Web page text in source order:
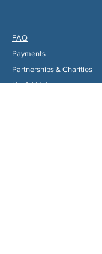
FAQ
Payments
Partnerships & Charities
Useful Links